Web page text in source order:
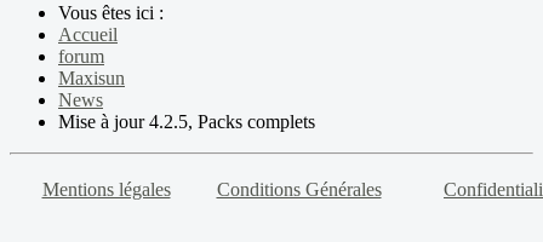
Vous êtes ici :
Accueil
forum
Maxisun
News
Mise à jour 4.2.5, Packs complets
Mentions légales Conditions Générales